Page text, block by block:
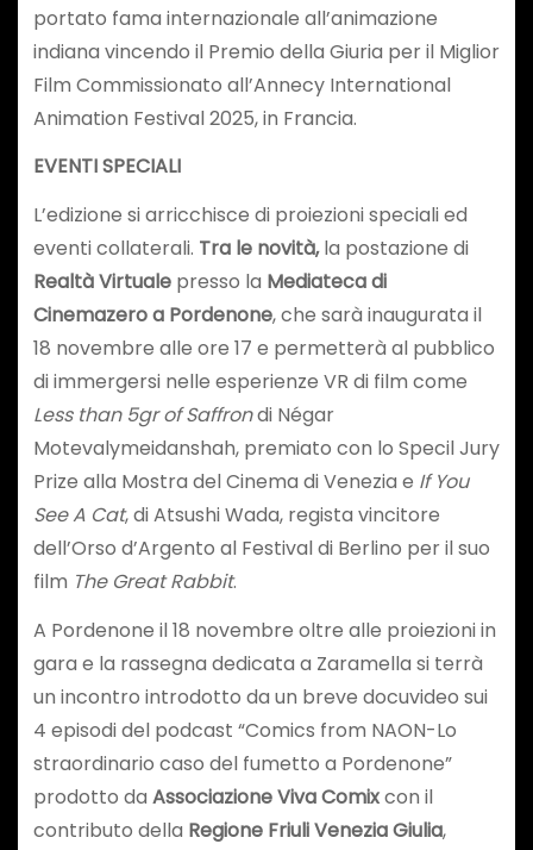
portato fama internazionale all’animazione
indiana vincendo il Premio della Giuria per il Miglior
Film Commissionato all’Annecy International
Animation Festival 2025, in Francia.
EVENTI SPECIALI
L’edizione si arricchisce di proiezioni speciali ed
eventi collaterali. Tra le novità,la postazione di
Realtà Virtualepresso la Mediateca di
Cinemazero a Pordenone, che sarà inaugurata il
18 novembre alle ore 17 e permetterà al pubblico
di immergersi nelle esperienze VR di film come
Less than 5gr of Saffrondi Négar
Motevalymeidanshah, premiato con lo Specil Jury
Prize alla Mostra del Cinema di Venezia e If You
See A Cat, di Atsushi Wada, regista vincitore
dell’Orso d’Argento al Festival di Berlino per il suo
film The Great Rabbit.
A Pordenone il 18 novembre oltre alle proiezioni in
gara e la rassegna dedicata a Zaramella si terrà
un incontro introdotto da un breve docuvideo sui
4 episodi del podcast “Comics from NAON-Lo
straordinario caso del fumetto a Pordenone”
prodotto da Associazione Viva Comixcon il
contributo della Regione Friuli Venezia Giulia,